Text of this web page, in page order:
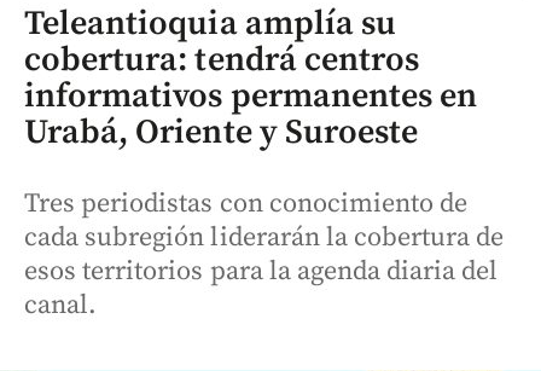
Teleantioquia amplía su
cobertura: tendrá centros
informativos permanentes en
Urabá, Oriente y Suroeste
Tres periodistas con conocimiento de
cada subregión liderarán la cobertura de
esos territorios para la agenda diaria del
canal.